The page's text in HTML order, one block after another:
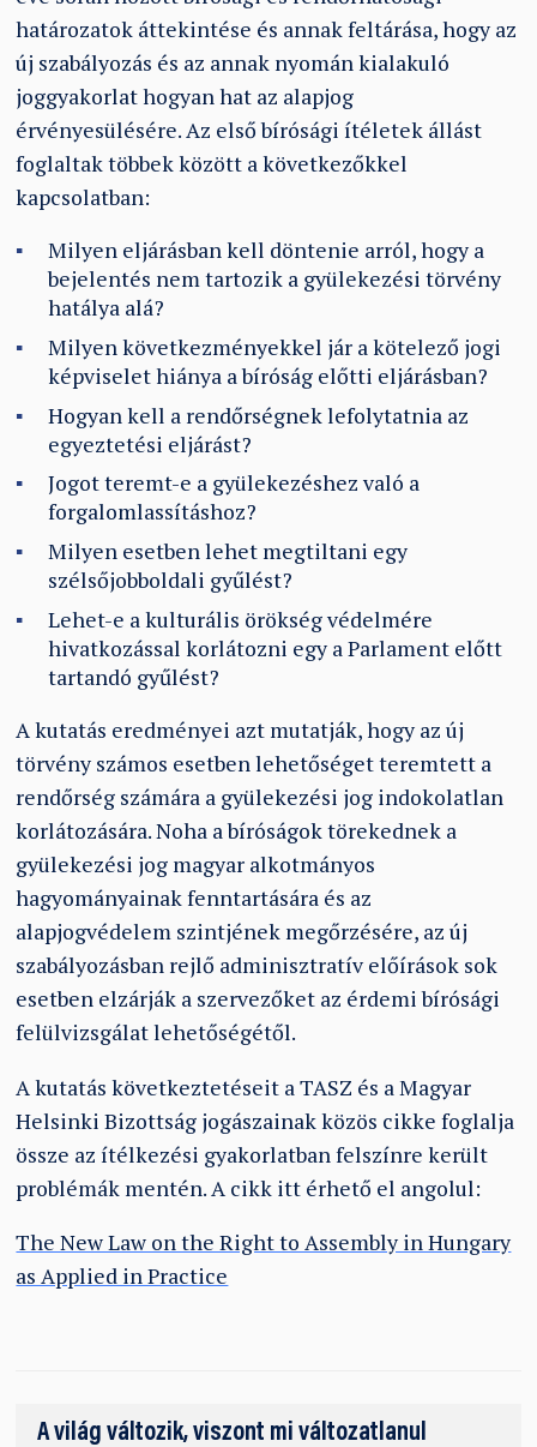
határozatok áttekintése és annak feltárása, hogy az
új szabályozás és az annak nyomán kialakuló
joggyakorlat hogyan hat az alapjog
érvényesülésére. Az első bírósági ítéletek állást
foglaltak többek között a következőkkel
kapcsolatban:
Milyen eljárásban kell döntenie arról, hogy a
bejelentés nem tartozik a gyülekezési törvény
hatálya alá?
Milyen következményekkel jár a kötelező jogi
képviselet hiánya a bíróság előtti eljárásban?
Hogyan kell a rendőrségnek lefolytatnia az
egyeztetési eljárást?
Jogot teremt-e a gyülekezéshez való a
forgalomlassításhoz?
Milyen esetben lehet megtiltani egy
szélsőjobboldali gyűlést?
Lehet-e a kulturális örökség védelmére
hivatkozással korlátozni egy a Parlament előtt
tartandó gyűlést?
A kutatás eredményei azt mutatják, hogy az új
törvény számos esetben lehetőséget teremtett a
rendőrség számára a gyülekezési jog indokolatlan
korlátozására. Noha a bíróságok törekednek a
gyülekezési jog magyar alkotmányos
hagyományainak fenntartására és az
alapjogvédelem szintjének megőrzésére, az új
szabályozásban rejlő adminisztratív előírások sok
esetben elzárják a szervezőket az érdemi bírósági
felülvizsgálat lehetőségétől.
A kutatás következtetéseit a TASZ és a Magyar
Helsinki Bizottság jogászainak közös cikke foglalja
össze az ítélkezési gyakorlatban felszínre került
problémák mentén. A cikk itt érhető el angolul:
The New Law on the Right to Assembly in Hungary
as Applied in Practice
A világ változik, viszont mi változatlanul